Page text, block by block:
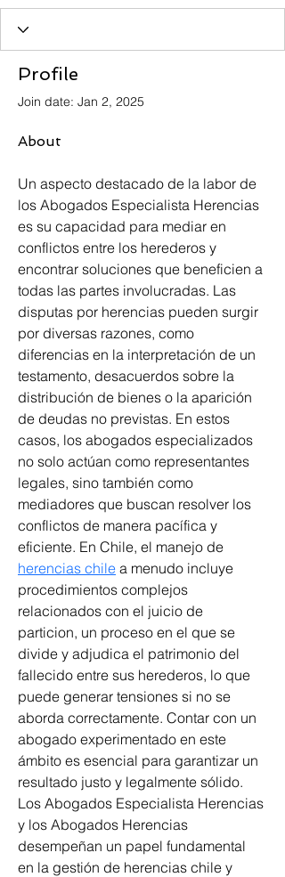
Profile
Join date: Jan 2, 2025
About
Un aspecto destacado de la labor de
los Abogados Especialista Herencias
es su capacidad para mediar en
conflictos entre los herederos y
encontrar soluciones que beneficien a
todas las partes involucradas. Las
disputas por herencias pueden surgir
por diversas razones, como
diferencias en la interpretación de un
testamento, desacuerdos sobre la
distribución de bienes o la aparición
de deudas no previstas. En estos
casos, los abogados especializados
no solo actúan como representantes
legales, sino también como
mediadores que buscan resolver los
conflictos de manera pacífica y
eficiente. En Chile, el manejo de
herencias chile a menudo incluye
procedimientos complejos
relacionados con el juicio de
particion, un proceso en el que se
divide y adjudica el patrimonio del
fallecido entre sus herederos, lo que
puede generar tensiones si no se
aborda correctamente. Contar con un
abogado experimentado en este
ámbito es esencial para garantizar un
resultado justo y legalmente sólido.
Los Abogados Especialista Herencias
y los Abogados Herencias
desempeñan un papel fundamental
en la gestión de herencias chile y